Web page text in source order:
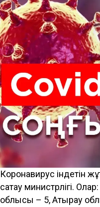
Коронавирус індетін
сақтау министрлігі.
облысы – 5, Атырау